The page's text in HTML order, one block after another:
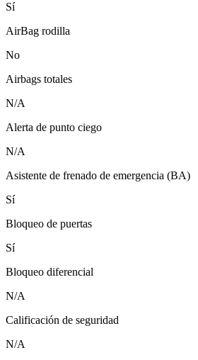
Sí
AirBag rodilla
No
Airbags totales
N/A
Alerta de punto ciego
N/A
Asistente de frenado de emergencia (BA)
Sí
Bloqueo de puertas
Sí
Bloqueo diferencial
N/A
Calificación de seguridad
N/A